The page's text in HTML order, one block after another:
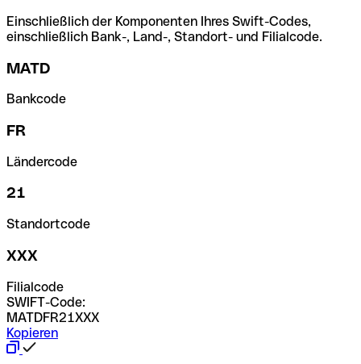
Einschließlich der Komponenten Ihres Swift-Codes,
einschließlich Bank-, Land-, Standort- und Filialcode.
MATD
Bankcode
FR
Ländercode
21
Standortcode
XXX
Filialcode
SWIFT-Code:
MATDFR21XXX
Kopieren